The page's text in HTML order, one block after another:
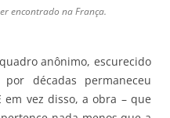
encontrado na França.
anônimo, escurecido
décadas permaneceu
vez disso, a obra – que